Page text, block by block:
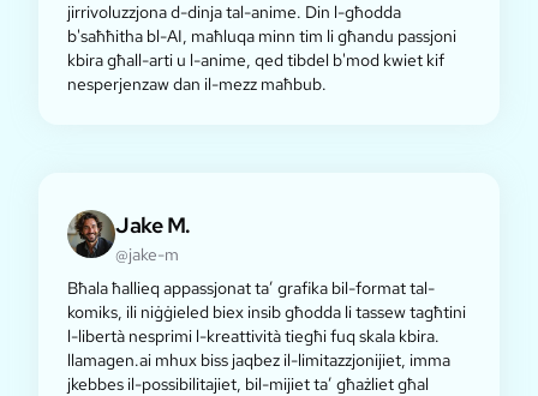
jirrivoluzzjona d-dinja tal-anime. Din l-għodda
b'saħħitha bl-AI, maħluqa minn tim li għandu passjoni
kbira għall-arti u l-anime, qed tibdel b'mod kwiet kif
nesperjenzaw dan il-mezz maħbub.
Jake M.
@jake-m
Bħala ħallieq appassjonat ta’ grafika bil-format tal-
komiks, ili niġġieled biex insib għodda li tassew tagħtini
l-libertà nesprimi l-kreattività tiegħi fuq skala kbira.
llamagen.ai mhux biss jaqbez il-limitazzjonijiet, imma
jkebbes il-possibilitajiet, bil-mijiet ta’ għażliet għal